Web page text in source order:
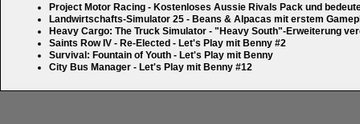
Project Motor Racing - Kostenloses Aussie Rivals Pack und
Landwirtschafts-Simulator 25 - Beans & Alpacas mit erstem
Heavy Cargo: The Truck Simulator - "Heavy South"-Erweiterung
Saints Row IV - Re-Elected - Let's Play mit Benny #2
Survival: Fountain of Youth - Let's Play mit Benny
City Bus Manager - Let's Play mit Benny #12